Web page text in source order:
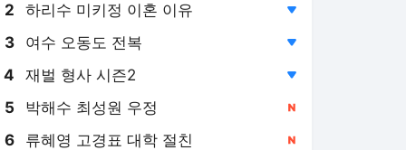
2 하리수 미키정 이혼 이유
3 여수 오동도 전복
4 재벌 형사 시즌2
5 박해수 최성원 우정
6 류혜영 고경표 대학 절친